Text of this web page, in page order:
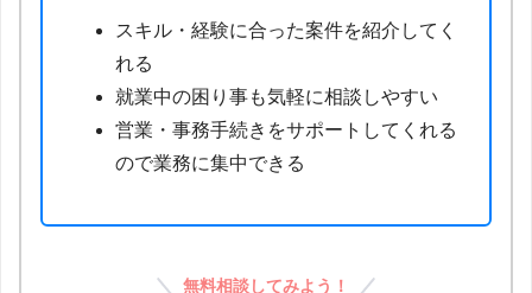
スキル・経験に合った案件を紹介してく
れる
就業中の困り事も気軽に相談しやすい
営業・事務手続きをサポートしてくれる
ので業務に集中できる
無料相談してみよう！